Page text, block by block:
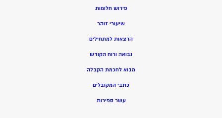
פירוש חלומות
שיעורי זוהר
הרצאות למתחילים
נבואה ורוח הקודש
מבוא לחכמת הקבלה
כתבי המקובלים
עשר ספירות